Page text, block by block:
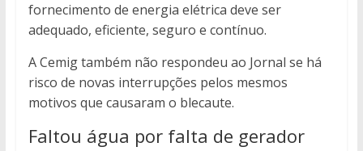
fornecimento de energia elétrica deve ser
adequado, eficiente, seguro e contínuo.
A Cemig também não respondeu ao Jornal se há
risco de novas interrupções pelos mesmos
motivos que causaram o blecaute.
Faltou água por falta de gerador